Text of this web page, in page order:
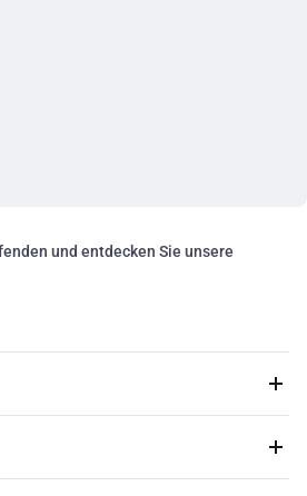
und entdecken Sie unsere